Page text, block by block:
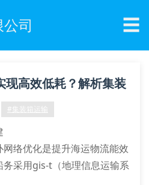
司 ☰
现高效低耗？解析集装
案
#集装箱运输
络优化是提升海运物流能效
采用gis-t（地理信息运输系